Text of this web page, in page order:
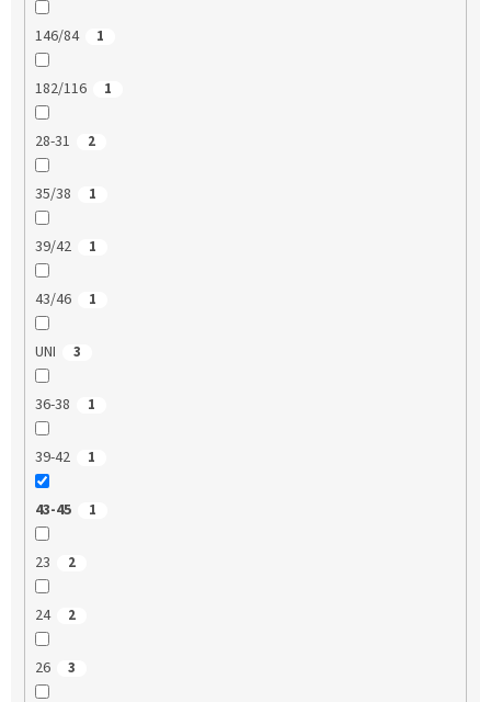
146/84 1
182/116 1
28-31 2
35/38 1
39/42 1
43/46 1
UNI 3
36-38 1
39-42 1
43-45 1
23 2
24 2
26 3